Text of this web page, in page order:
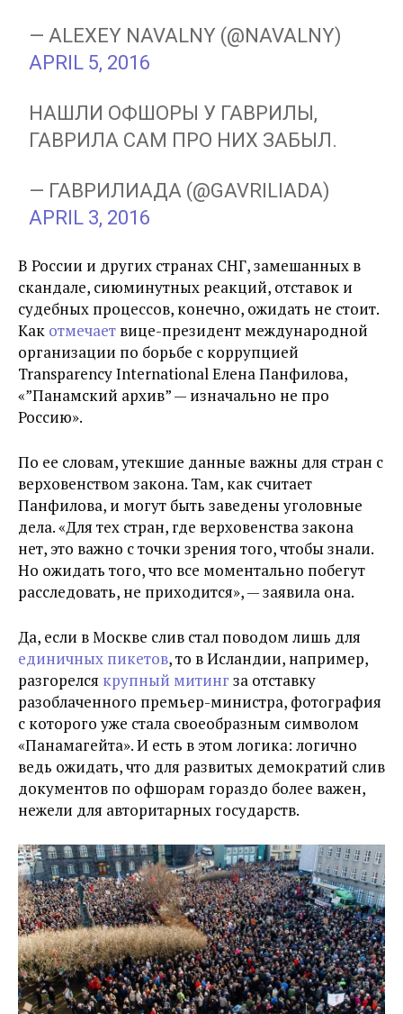
— ALEXEY NAVALNY (@NAVALNY)
APRIL 5, 2016
НАШЛИ ОФШОРЫ У ГАВРИЛЫ,
ГАВРИЛА САМ ПРО НИХ ЗАБЫЛ.
— ГАВРИЛИАДА (@GAVRILIADA)
APRIL 3, 2016
В России и других странах СНГ, замешанных в
скандале, сиюминутных реакций, отставок и
судебных процессов, конечно, ожидать не стоит.
Как отмечает вице-президент международной
организации по борьбе с коррупцией
Transparency International Елена Панфилова,
«”Панамский архив” — изначально не про
Россию».
По ее словам, утекшие данные важны для стран с
верховенством закона. Там, как считает
Панфилова, и могут быть заведены уголовные
дела. «Для тех стран, где верховенства закона
нет, это важно с точки зрения того, чтобы знали.
Но ожидать того, что все моментально побегут
расследовать, не приходится», — заявила она.
Да, если в Москве слив стал поводом лишь для
единичных пикетов, то в Исландии, например,
разгорелся крупный митинг за отставку
разоблаченного премьер-министра, фотография
с которого уже стала своеобразным символом
«Панамагейта». И есть в этом логика: логично
ведь ожидать, что для развитых демократий слив
документов по офшорам гораздо более важен,
нежели для авторитарных государств.